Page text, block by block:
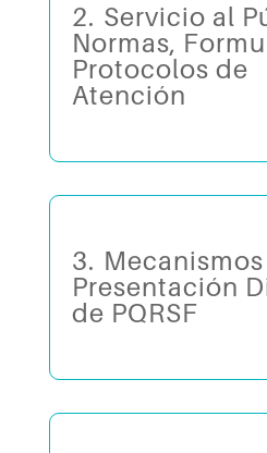
2.⁠ ⁠Servicio al
Normas,
Protocolos de
Atención
3.⁠
Presentación
de PQRSF